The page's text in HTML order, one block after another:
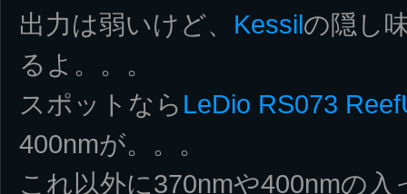
出力は弱いけど、 Kessilの隠し
るよ。。。
スポットなら LeDio RS073
400nmが。。。
これ以外に370nmや400nmの